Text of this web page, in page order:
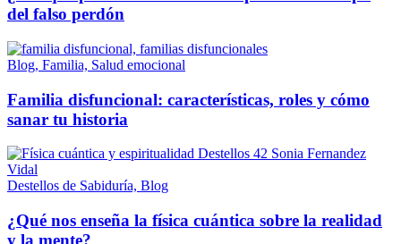
del falso perdón
Blog, Familia, Salud emocional
Familia disfuncional: características, roles y cómo
sanar tu historia
Destellos de Sabiduría, Blog
¿Qué nos enseña la física cuántica sobre la realidad
y la mente?